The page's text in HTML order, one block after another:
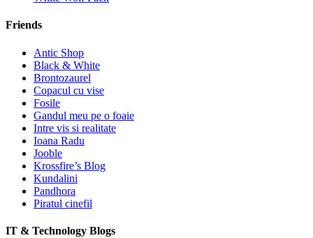
Friends
Antic Shop
Black & White
Brontozaurel
Copacul cu vise
Fosile
Gandul meu pe o foaie
Intre vis si realitate
Ioana Radu
Jooble
Krossfire’s Blog
Kundalini
Pandhora
Piratul cinefil
IT & Technology Blogs